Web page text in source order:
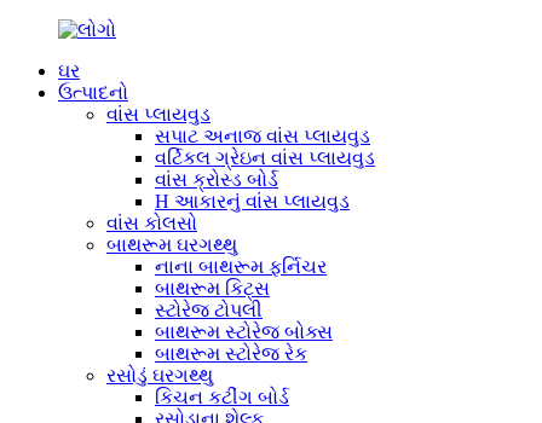
ઘર
ઉત્પાદનો
વાંસ પ્લાયવુડ
સપાટ અનાજ વાંસ પ્લાયવુડ
વર્ટિકલ ગ્રેઇન વાંસ પ્લાયવુડ
વાંસ ક્રોસ્ડ બોર્ડ
H આકારનું વાંસ પ્લાયવુડ
વાંસ કોલસો
બાથરૂમ ઘરગથ્થુ
નાના બાથરૂમ ફર્નિચર
બાથરૂમ કિટ્સ
સ્ટોરેજ ટોપલી
બાથરૂમ સ્ટોરેજ બોક્સ
બાથરૂમ સ્ટોરેજ રેક
રસોડું ઘરગથ્થુ
કિચન કટીંગ બોર્ડ
રસોડાના શેલ્ફ